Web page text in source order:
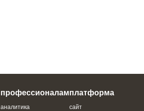
профессионалам
аналитика
платформа
сайт